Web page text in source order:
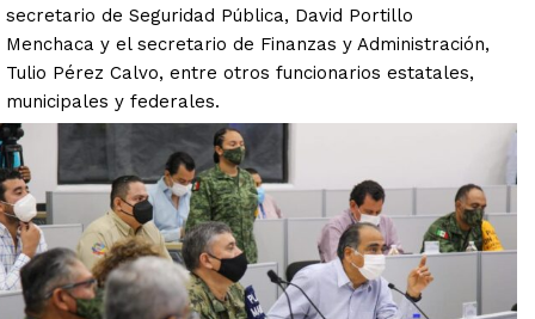
secretario de Seguridad Pública, David Portillo
Menchaca y el secretario de Finanzas y Administración,
Tulio Pérez Calvo, entre otros funcionarios estatales,
municipales y federales.